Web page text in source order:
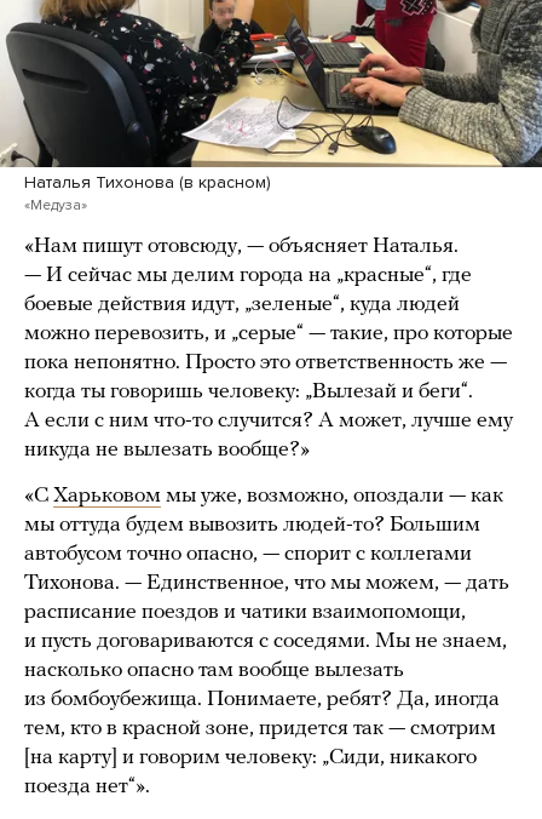
Наталья Тихонова (в красном)
«Медуза»
«Нам пишут отовсюду, — объясняет Наталья.
— И сейчас мы делим города на „красные“, где
боевые действия идут, „зеленые“, куда людей
можно перевозить, и „серые“ — такие, про которые
пока непонятно. Просто это ответственность же —
когда ты говоришь человеку: „Вылезай и беги“.
А если с ним что-то случится? А может, лучше ему
никуда не вылезать вообще?»
«С Харьковом мы уже, возможно, опоздали — как
мы оттуда будем вывозить людей-то? Большим
автобусом точно опасно, — спорит с коллегами
Тихонова. — Единственное, что мы можем, — дать
расписание поездов и чатики взаимопомощи,
и пусть договариваются с соседями. Мы не знаем,
насколько опасно там вообще вылезать
из бомбоубежища. Понимаете, ребят? Да, иногда
тем, кто в красной зоне, придется так — смотрим
[на карту] и говорим человеку: „Сиди, никакого
поезда нет“».